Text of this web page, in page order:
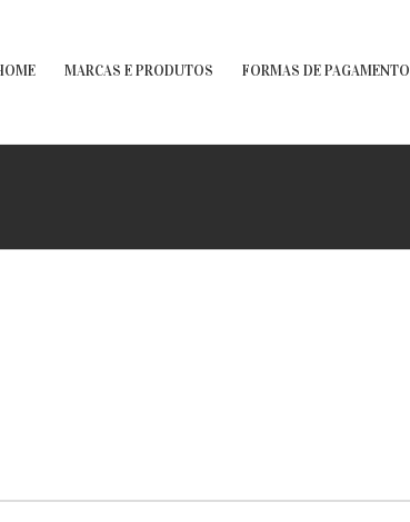
MARCAS E PRODUTOS FORMAS DE PAGAMENTO